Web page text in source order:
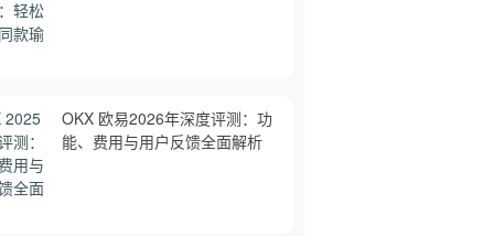
OKX 欧易2026年深度评测：功
能、费用与用户反馈全面解析